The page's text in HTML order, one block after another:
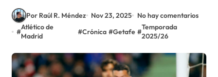
Por Raúl R. Méndez Nov 23, 2025
No hay comentarios
#
Atlético de
Madrid
#Crónica #Getafe #
Temporada
2025/26